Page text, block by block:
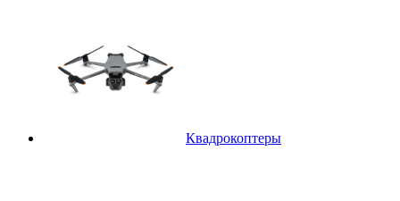
Квадрокоптеры